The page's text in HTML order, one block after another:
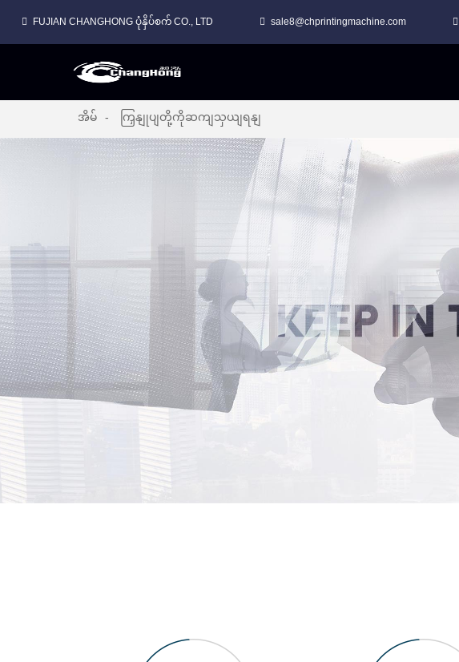
FUJIAN CHANGHONG ပုံနှိပ်စက် CO., LTD sale8@chprintingmachine.com
အိမ် ကြှနျုပျတို့ကိုဆကျသှယျရနျ